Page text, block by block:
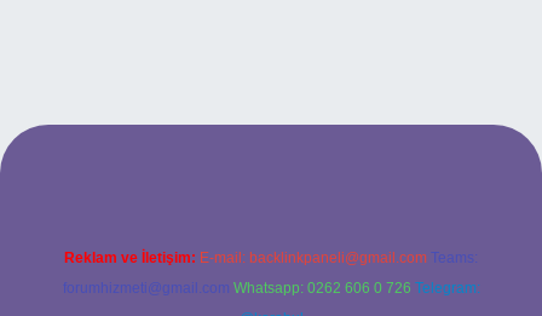
giriş
Reklam ve İletişim: E-mail: backlinkpaneli@gmail.com Teams:
forumhizmeti@gmail.com Whatsapp: 0262 606 0 726 Telegram: